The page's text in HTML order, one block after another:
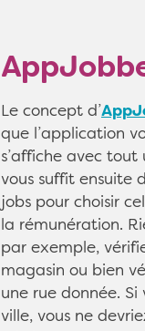
Le concept d’
que l’application
s’affiche avec tout
vous suffit ensuite
jobs pour choisir
la rémunération.
par exemple,
magasin ou bien
une rue donnée.
ville, vous ne